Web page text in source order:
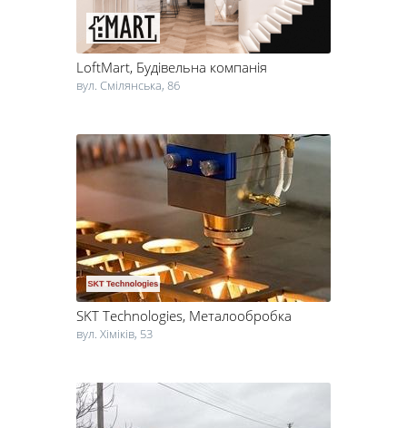
LoftMart, Будівельна компанія
вул. Смілянська, 86
SKT Technologies, Металообробка
вул. Хіміків, 53